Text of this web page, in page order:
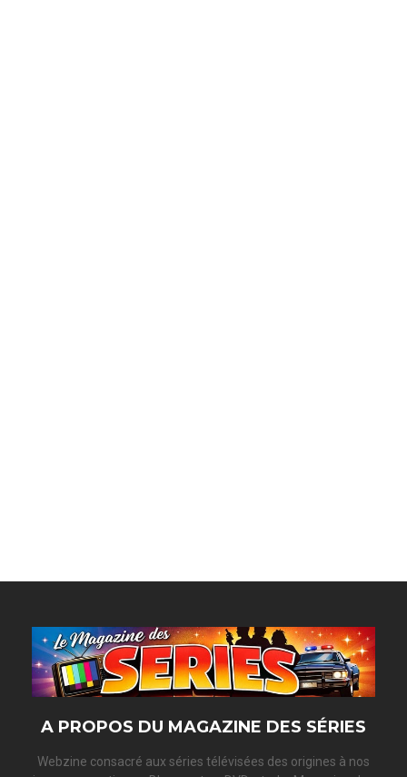
A PROPOS DU MAGAZINE DES SÉRIES
Webzine consacré aux séries télévisées des origines à nos